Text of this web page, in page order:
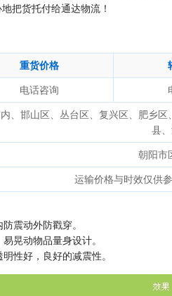
把货托付给通达物流！
重货价格
电话咨询
、邯山区、丛台区、复兴区、肥乡
县
朝阳市
运输价格与时效仅供
震动外防戳穿。
晃动物品量身设计。
性好，良好的减震性。